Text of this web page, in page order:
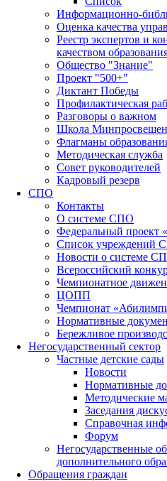
Информационно-
Оценка качества
Реестр экспертов и
качеством
Общество "Знание"
Проект "500+"
Диктант Победы
Профилактическая
Разговоры о важном
Школа
Флагманы
Методическая служба
Совет руководителей
Кадровый резерв
СПО
Контакты
О системе СПО
Федеральный проект
Список учреждений
Новости о системе
Всероссийский
Чемпионатное
ЦОПП
Чемпионат
Нормативные
Бережливое
Негосударственный сектор
Частные детские сады
Новости
Нормативные
Методические
Заседания
Справочная
Форум
Негосударственные
дополнительного
Обращения граждан